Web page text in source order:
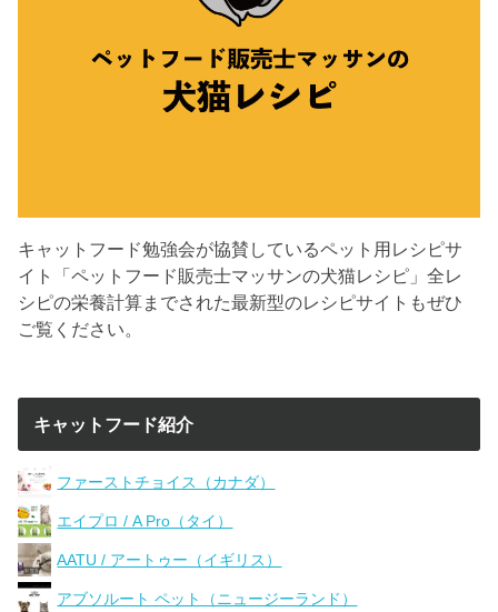
キャットフード勉強会が協賛しているペット用レシピサ
イト「ペットフード販売士マッサンの犬猫レシピ」全レ
シピの栄養計算までされた最新型のレシピサイトもぜひ
ご覧ください。
キャットフード紹介
ファーストチョイス（カナダ）
エイプロ / A Pro（タイ）
AATU / アートゥー（イギリス）
アブソルート ペット（ニュージーランド）